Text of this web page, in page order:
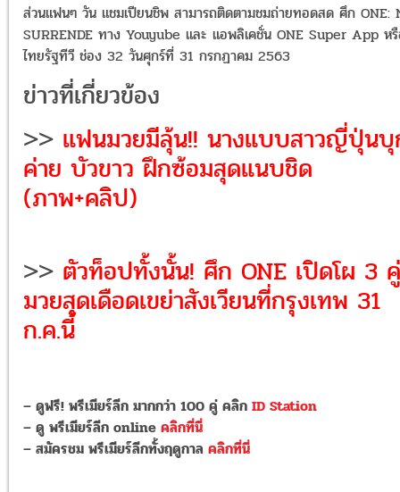
ส่วนแฟนๆ วัน แชมเปียนชิพ สามารถติดตามชมถ่ายทอดสด ศึก ONE:
SURRENDE ทาง Youyube และ แอพลิเคชั่น ONE Super App ห
ไทยรัฐทีวี ช่อง 32 วันศุกร์ที่ 31 กรกฏาคม 2563
ข่าวที่เกี่ยวข้อง
>> แฟนมวยมีลุ้น!! นางแบบสาวญี่ปุ่น
ค่าย บัวขาว ฝึกซ้อมสุดแนบชิด
(ภาพ+คลิป)
>> ตัวท็อปทั้งนั้น! ศึก ONE เปิดโผ 3 คู่
มวยสุดเดือดเขย่าสังเวียนที่กรุงเทพ 31
ก.ค.นี้
– ดูฟรี! พรีเมียร์ลีก มากกว่า 100 คู่ คลิก ID Station
– ดู พรีเมียร์ลีก online คลิกที่นี่
– สมัครชม พรีเมียร์ลีกทั้งฤดูกาล คลิกที่นี่